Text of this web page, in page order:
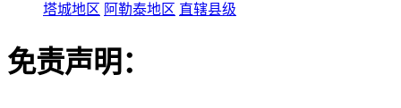
塔城地区 阿勒泰地区 直辖县级
免责声明：